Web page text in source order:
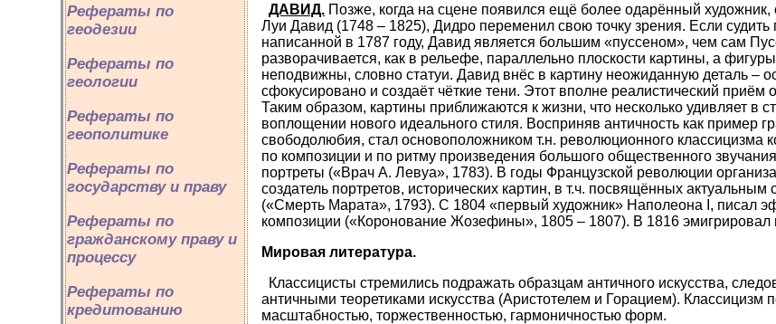
Рефераты по
геодезии
Рефераты по
геологии
Рефераты по
геополитике
Рефераты по
государству и праву
Рефераты по
гражданскому праву и
процессу
Рефераты по
кредитованию
ДАВИД. Позже, когда на сцене появился ещё более одарённый художник,
Луи Давид (1748 – 1825), Дидро переменил свою точку зрения. Если судить
написанной в 1787 году, Давид является большим «пуссеном», чем сам
разворачивается, как в рельефе, параллельно плоскости картины, а
неподвижны, словно статуи. Давид внёс в картину неожиданную деталь –
сфокусировано и создаёт чёткие тени. Этот вполне реалистический приём
Таким образом, картины приближаются к жизни, что несколько удивляет в
воплощении нового идеального стиля. Восприняв античность как пример
свободолюбия, стал основоположником т.н. революционного классицизма
по композиции и по ритму произведения большого общественного
портреты («Врач А. Левуа», 1783). В годы Французской революции
создатель портретов, исторических картин, в т.ч. посвящённых
(«Смерть Марата», 1793). С 1804 «первый художник» Наполеона I, писал
композиции («Коронование Жозефины», 1805 – 1807). В 1816 эмигрировал
Мировая литература.
Классицисты стремились подражать образцам античного искусства,
античными теоретиками искусства (Аристотелем и Горацием). Классицизм
масштабностью, торжественностью, гармоничностью форм.